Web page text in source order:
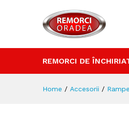
REMORCI DE
Home / Accesorii /
scutere
Descriere